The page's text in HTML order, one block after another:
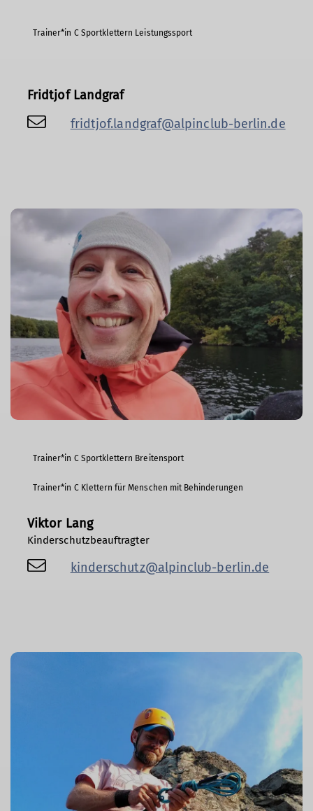
Trainer*in C Sportklettern Leistungssport
Fridtjof Landgraf
fridtjof.landgraf@alpinclub-berlin.de
Trainer*in C Sportklettern Breitensport
Trainer*in C Klettern für Menschen mit Behinderungen
Viktor Lang
Kinderschutzbeauftragter
kinderschutz@alpinclub-berlin.de